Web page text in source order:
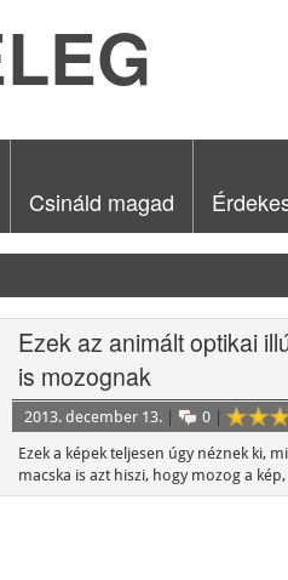
Csináld magad
Ezek az animált optikai
is mozognak
2013. december 13. 0
Ezek a képek teljesen úgy néznek ki,
macska is azt hiszi, hogy mozog a